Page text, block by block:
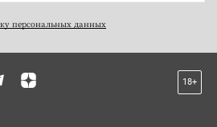
персональных данных
18+